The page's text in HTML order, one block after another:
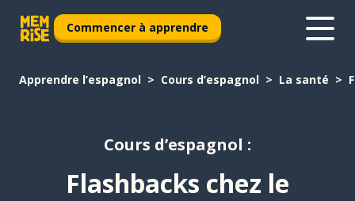
Commencer à apprendre
Apprendre l’espagnol Cours d’espagnol La santé
Cours d’espagnol :
Flashbacks chez le